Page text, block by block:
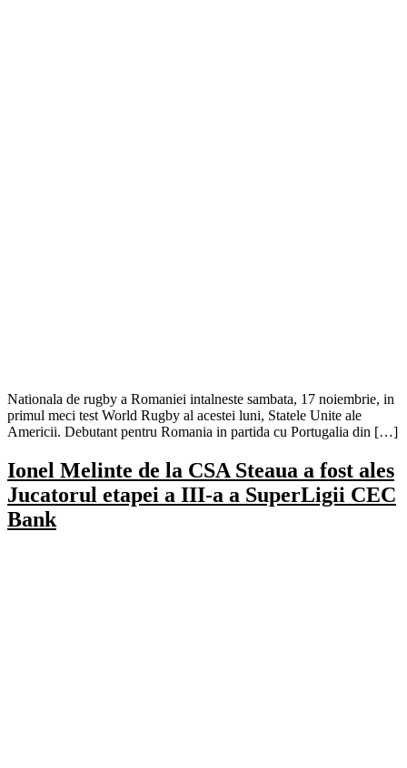
Nationala de rugby a Romaniei intalneste sambata, 17 noiembrie, in
primul meci test World Rugby al acestei luni, Statele Unite ale
Americii. Debutant pentru Romania in partida cu Portugalia din […]
Ionel Melinte de la CSA Steaua a fost ales
Jucatorul etapei a III-a a SuperLigii CEC
Bank